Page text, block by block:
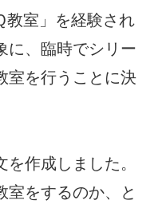
教室」を経験され
に、臨時でシリー
室を行うことに決
作成しました。
室をするのか、と